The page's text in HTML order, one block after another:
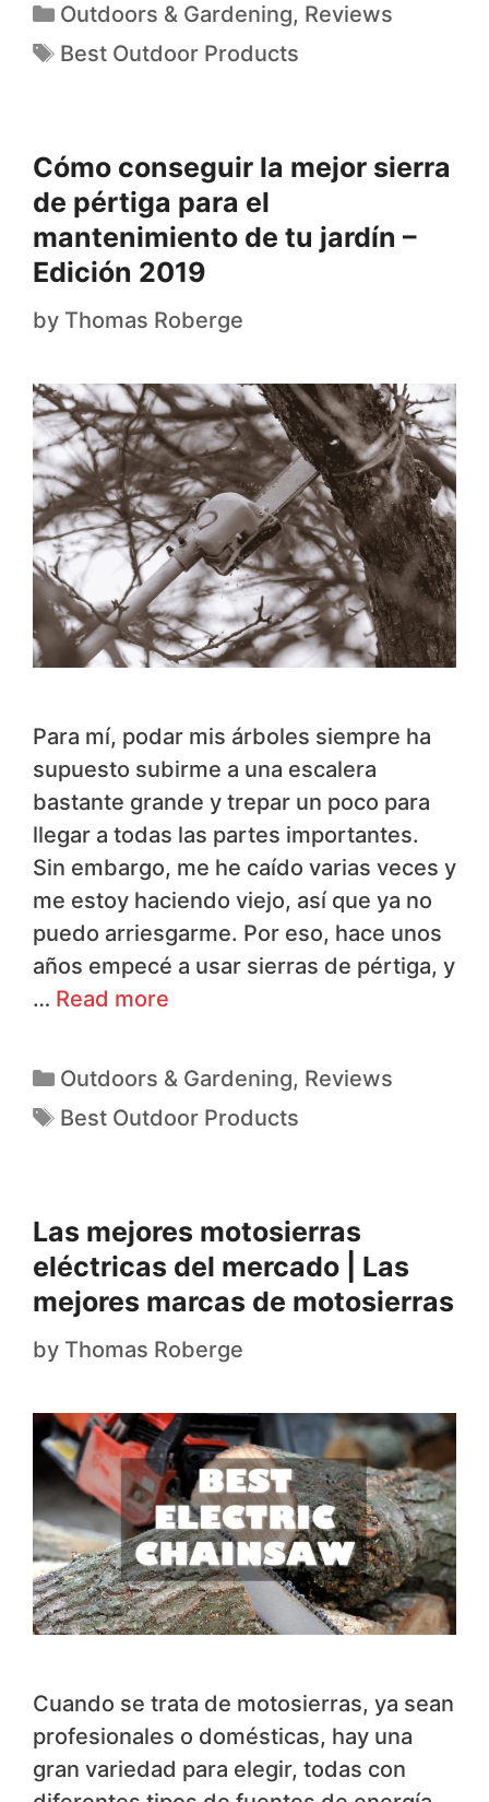
Outdoors & Gardening, Reviews
Best Outdoor Products
Cómo conseguir la mejor sierra
de pértiga para el
mantenimiento de tu jardín –
Edición 2019
by Thomas Roberge
Para mí, podar mis árboles siempre ha
supuesto subirme a una escalera
bastante grande y trepar un poco para
llegar a todas las partes importantes.
Sin embargo, me he caído varias veces y
me estoy haciendo viejo, así que ya no
puedo arriesgarme. Por eso, hace unos
años empecé a usar sierras de pértiga, y
… Read more
Outdoors & Gardening, Reviews
Best Outdoor Products
Las mejores motosierras
eléctricas del mercado | Las
mejores marcas de motosierras
by Thomas Roberge
Cuando se trata de motosierras, ya sean
profesionales o domésticas, hay una
gran variedad para elegir, todas con